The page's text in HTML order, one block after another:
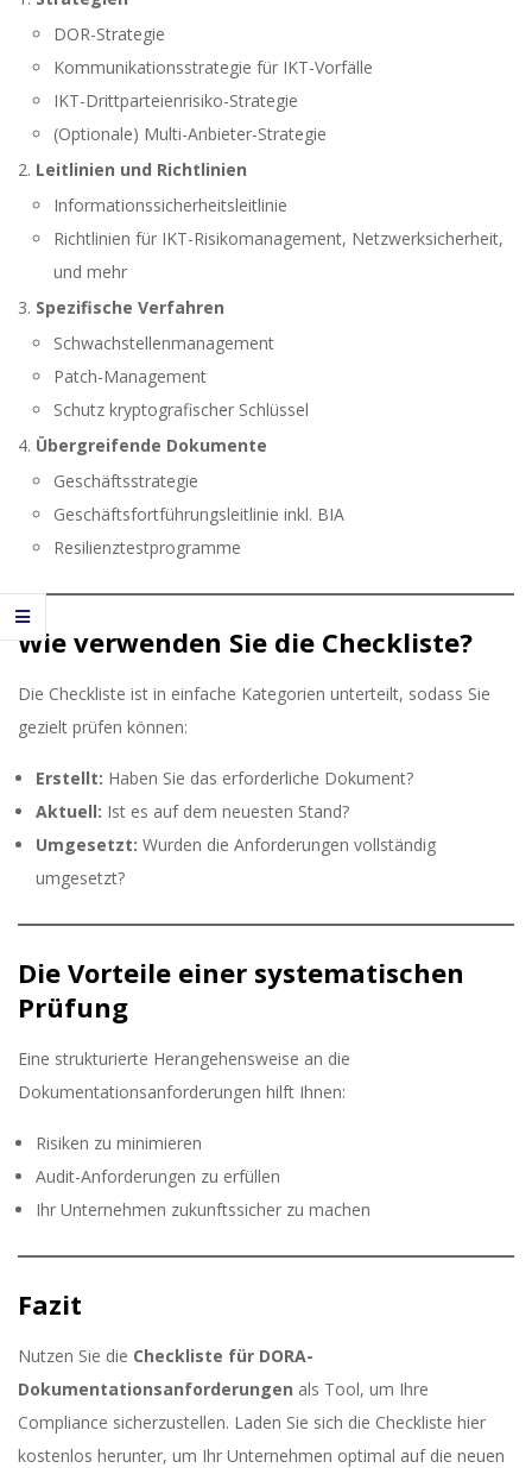
DOR-Strategie
Kommunikationsstrategie für IKT-Vorfälle
IKT-Drittparteienrisiko-Strategie
(Optionale) Multi-Anbieter-Strategie
Leitlinien und Richtlinien
Informationssicherheitsleitlinie
Richtlinien für IKT-Risikomanagement, Netzwerksicherheit,
und mehr
Spezifische Verfahren
Schwachstellenmanagement
Patch-Management
Schutz kryptografischer Schlüssel
Übergreifende Dokumente
Geschäftsstrategie
Geschäftsfortführungsleitlinie inkl. BIA
Resilienztestprogramme
Wie verwenden Sie die Checkliste?
Die Checkliste ist in einfache Kategorien unterteilt, sodass Sie
gezielt prüfen können:
Erstellt: Haben Sie das erforderliche Dokument?
Aktuell: Ist es auf dem neuesten Stand?
Umgesetzt: Wurden die Anforderungen vollständig
umgesetzt?
Die Vorteile einer systematischen
Prüfung
Eine strukturierte Herangehensweise an die
Dokumentationsanforderungen hilft Ihnen:
Risiken zu minimieren
Audit-Anforderungen zu erfüllen
Ihr Unternehmen zukunftssicher zu machen
Fazit
Nutzen Sie die Checkliste für DORA-
Dokumentationsanforderungen als Tool, um Ihre
Compliance sicherzustellen. Laden Sie sich die Checkliste hier
kostenlos herunter, um Ihr Unternehmen optimal auf die neuen